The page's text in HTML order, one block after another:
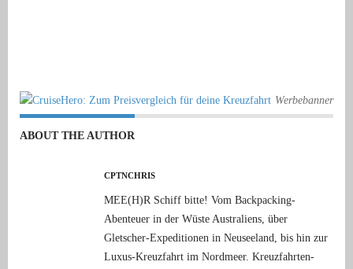
Werbebanner
ABOUT THE AUTHOR
CPTNCHRIS
MEE(H)R Schiff bitte! Vom Backpacking-
Abenteuer in der Wüste Australiens, über
Gletscher-Expeditionen in Neuseeland, bis hin zur
Luxus-Kreuzfahrt im Nordmeer. Kreuzfahrten-